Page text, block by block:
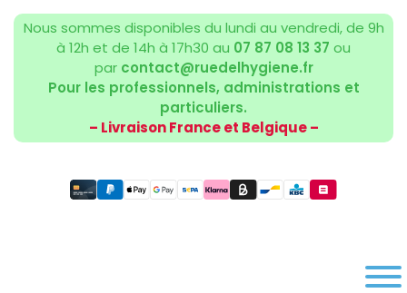
Nous sommes disponibles du lundi au vendredi, de 9h
à 12h et de 14h à 17h30 au 07 87 08 13 37 ou
par contact@ruedelhygiene.fr
Pour les professionnels, administrations et
particuliers.
– Livraison France et Belgique –